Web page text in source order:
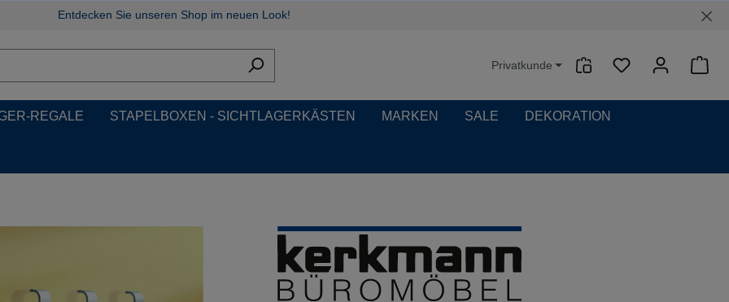
Entdecken Sie unseren Shop im neuen Look!
Privatkunde
REGALE STAPELBOXEN - SICHTLAGERKÄSTEN MARKEN SALE DEKORATION